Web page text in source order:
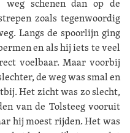
schenen dan op de
zoals tegenwoordig
Langs de spoorlijn ging
en als hij iets te veel
voelbaar. Maar voorbij
de weg was smal en
Het zicht was zo slecht,
van de Tolsteeg vooruit
hij moest rijden. Het was